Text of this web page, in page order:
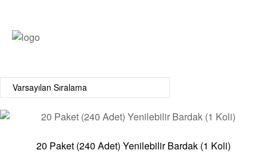
20 Paket (240 Adet) Yenilebilir Bardak (1 Koli)